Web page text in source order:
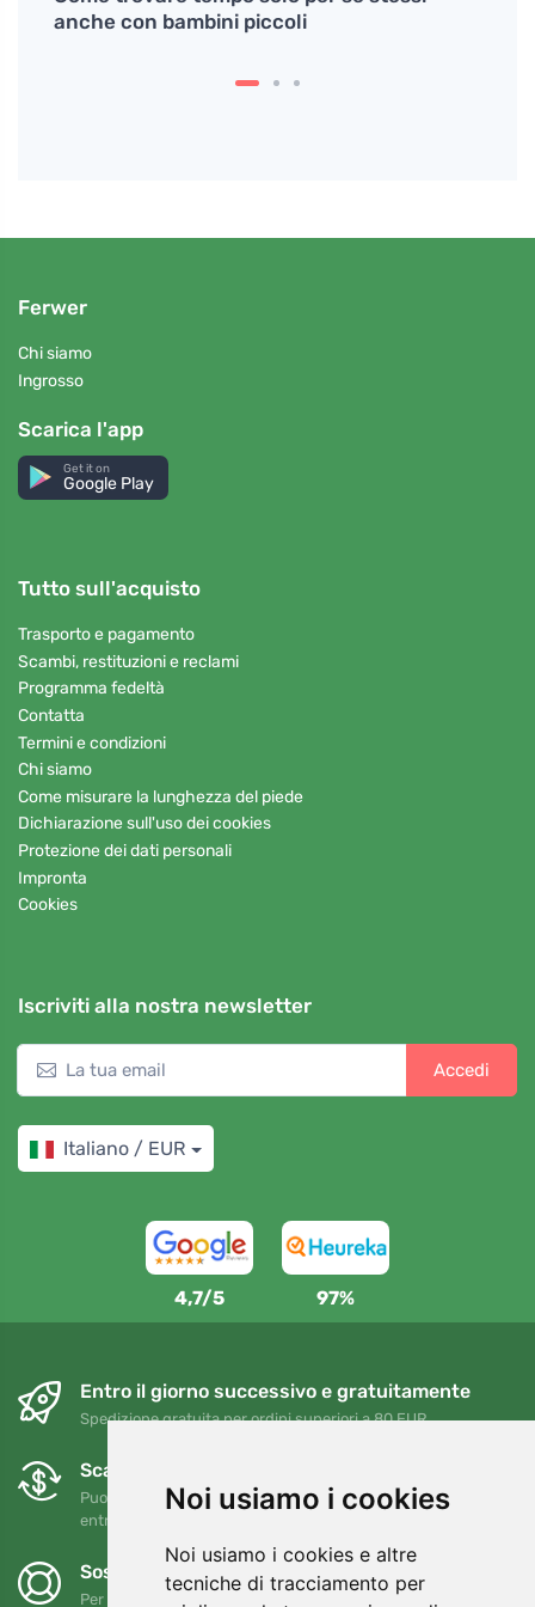
Noi usiamo i cookies
Noi usiamo i cookies e altre
tecniche di tracciamento per
anche con bambini piccoli
Ferwer
Chi siamo
Ingrosso
Scarica l'app
Get it on
Google Play
Tutto sull'acquisto
Trasporto e pagamento
Scambi, restituzioni e reclami
Programma fedeltà
Contatta
Termini e condizioni
Chi siamo
Come misurare la lunghezza del piede
Dichiarazione sull'uso dei cookies
Protezione dei dati personali
Impronta
Cookies
Iscriviti alla nostra newsletter
Accedi
Italiano / EUR
4,7/5 97%
Entro il giorno successivo e gratuitamente
Spedizione gratuita per ordini superiori a 80 EUR
Scambi e resi gratuiti
Puoi restituire o cambiare il tuo ordine in qualsiasi momento
entro 90 giorni
Sosteniamo Trees.org
Per ogni ordine piantiamo un albero! Leggi di più